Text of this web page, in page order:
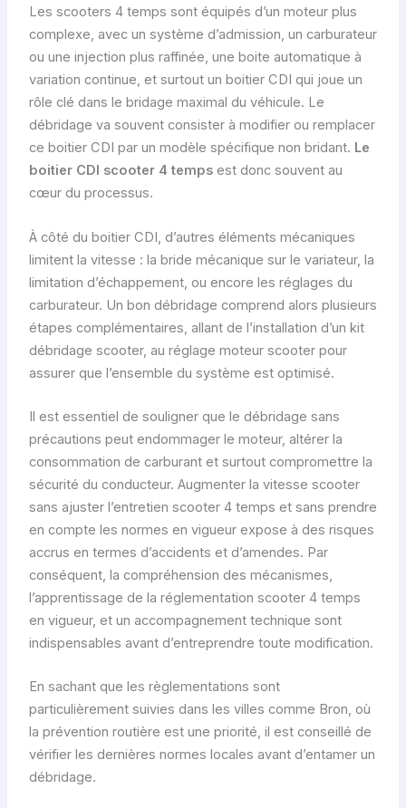
Les scooters 4 temps sont équipés d’un moteur plus
complexe, avec un système d’admission, un carburateur
ou une injection plus raffinée, une boite automatique à
variation continue, et surtout un boitier CDI qui joue un
rôle clé dans le bridage maximal du véhicule. Le
débridage va souvent consister à modifier ou remplacer
ce boitier CDI par un modèle spécifique non bridant. Le
boitier CDI scooter 4 tempsest donc souvent au
cœur du processus.
À côté du boitier CDI, d’autres éléments mécaniques
limitent la vitesse : la bride mécanique sur le variateur, la
limitation d’échappement, ou encore les réglages du
carburateur. Un bon débridage comprend alors plusieurs
étapes complémentaires, allant de l’installation d’un kit
débridage scooter, au réglage moteur scooter pour
assurer que l’ensemble du système est optimisé.
Il est essentiel de souligner que le débridage sans
précautions peut endommager le moteur, altérer la
consommation de carburant et surtout compromettre la
sécurité du conducteur. Augmenter la vitesse scooter
sans ajuster l’entretien scooter 4 temps et sans prendre
en compte les normes en vigueur expose à des risques
accrus en termes d’accidents et d’amendes. Par
conséquent, la compréhension des mécanismes,
l’apprentissage de la réglementation scooter 4 temps
en vigueur, et un accompagnement technique sont
indispensables avant d’entreprendre toute modification.
En sachant que les règlementations sont
particulièrement suivies dans les villes comme Bron, où
la prévention routière est une priorité, il est conseillé de
vérifier les dernières normes locales avant d’entamer un
débridage.